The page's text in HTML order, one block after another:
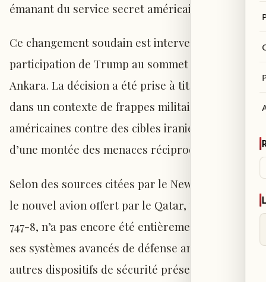
émanant du service secret américain.
Ce changement soudain est intervenu après la
participation de Trump au sommet de l’OTAN à
Ankara. La décision a été prise à titre préventif,
dans un contexte de frappes militaires
américaines contre des cibles iraniennes et
d’une montée des menaces réciproques.
Selon des sources citées par le New York Times,
le nouvel avion offert par le Qatar, un Boeing
747-8, n’a pas encore été entièrement équipé de
ses systèmes avancés de défense antimissile et
autres dispositifs de sécurité présents sur